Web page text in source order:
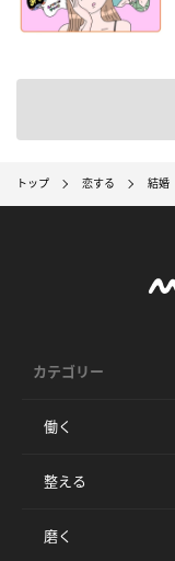
トップ 恋する 結婚
カテゴリー
働く
整える
磨く